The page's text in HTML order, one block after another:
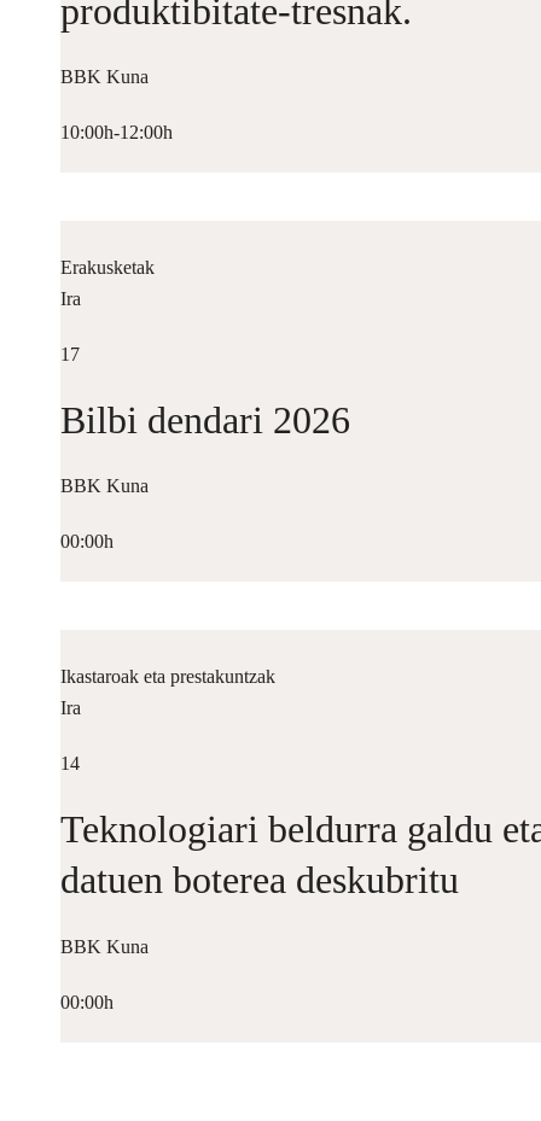
produktibitate-tresnak.
BBK Kuna
10:00h-12:00h
Erakusketak
Ira
17
Bilbi dendari 2026
BBK Kuna
00:00h
Ikastaroak eta prestakuntzak
Ira
14
Teknologiari beldurra galdu
datuen boterea deskubritu
BBK Kuna
00:00h